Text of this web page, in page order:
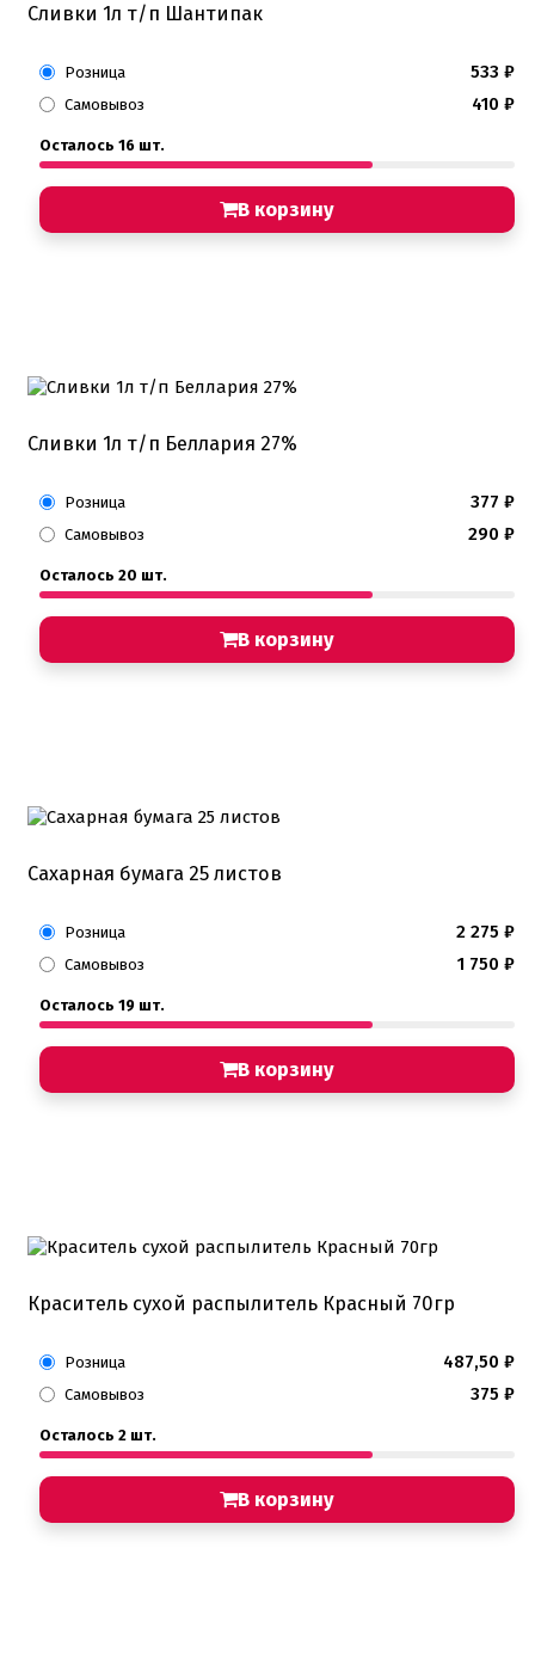
Сливки 1л т/п Шантипак
Розница 533 ₽
Самовывоз 410 ₽
Осталось 16 шт.
В корзину
Сливки 1л т/п Беллария 27%
Розница 377 ₽
Самовывоз 290 ₽
Осталось 20 шт.
В корзину
Сахарная бумага 25 листов
Розница 2 275 ₽
Самовывоз 1 750 ₽
Осталось 19 шт.
В корзину
Краситель сухой распылитель Красный 70гр
Розница 487,50 ₽
Самовывоз 375 ₽
Осталось 2 шт.
В корзину